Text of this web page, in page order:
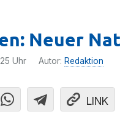
Neuer
Uhr Autor: Redaktion
LINK